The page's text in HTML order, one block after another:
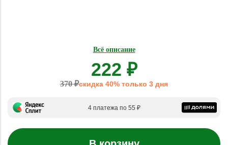
Всё описание
222 ₽
370 ₽скидка 40% только 3 дня
4 платежа по 55 ₽